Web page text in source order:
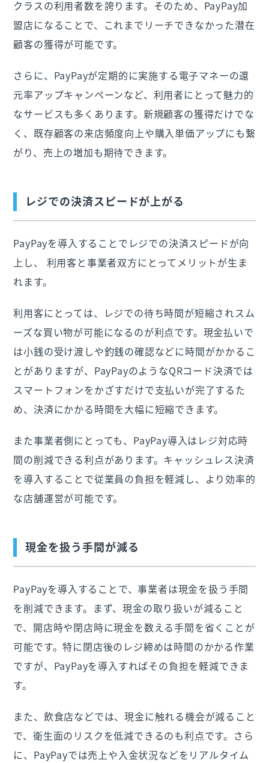
クラスの利用者数を誇ります。そのため、PayPay加
盟店になることで、これまでリーチできなかった潜在
顧客の獲得が可能です。
さらに、PayPayが定期的に実施する電子マネーの還
元率アップキャンペーンなど、利用者にとって魅力的
なサービスも多くあります。新規顧客の獲得だけでな
く、既存顧客の来店頻度向上や購入単価アップにも繋
がり、売上の増加も期待できます。
レジでの決済スピードが上がる
PayPayを導入することでレジでの決済スピードが向
上し、 利用客と事業者双方にとってメリットが生ま
れます。
利用客にとっては、レジでの待ち時間が短縮されスム
ーズな買い物が可能になるのが利点です。現金払いで
は小銭の受け渡しや釣銭の確認などに時間がかかるこ
とがありますが、PayPayのようなQRコード決済では
スマートフォンをかざすだけで支払いが完了するた
め、決済にかかる時間を大幅に短縮できます。
また事業者側にとっても、PayPay導入はレジ対応時
間の削減できる利点があります。キャッシュレス決済
を導入することで従業員の負担を軽減し、より効率的
な店舗運営が可能です。
現金を扱う手間が減る
PayPayを導入することで、事業者は現金を扱う手間
を削減できます。まず、現金の取り扱いが減ること
で、開店時や閉店時に現金を数える手間を省くことが
可能です。特に閉店後のレジ締めは時間のかかる作業
ですが、PayPayを導入すればその負担を軽減できま
す。
また、飲食店などでは、現金に触れる機会が減ること
で、衛生面のリスクを低減できるのも利点です。さら
に、PayPayでは売上や入金状況などをリアルタイム